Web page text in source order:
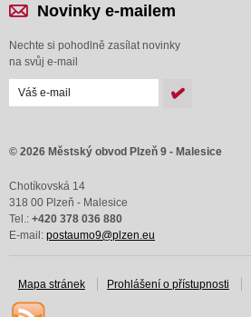
Novinky e-mailem
Nechte si pohodlně zasílat novinky
na svůj e-mail
© 2026 Městský obvod Plzeň 9 - Malesice
Chotíkovská 14
318 00 Plzeň - Malesice
Tel.: +420 378 036 880
E-mail: postaumo9@plzen.eu
Mapa stránek Prohlášení o přístupnosti